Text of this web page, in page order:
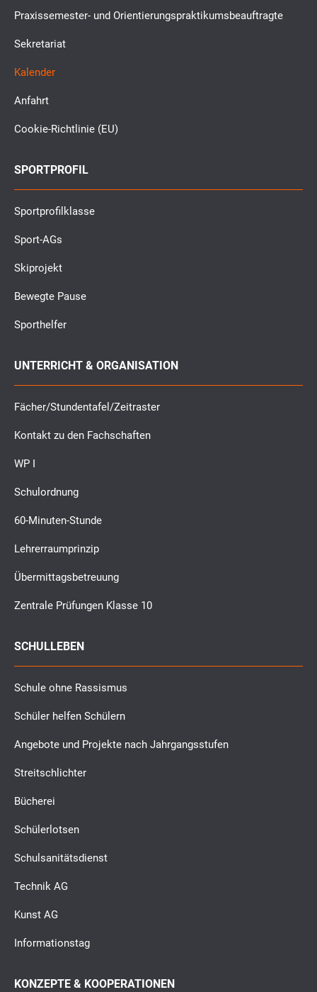
Praxissemester- und Orientierungspraktikumsbeauftragte
Sekretariat
Kalender
Anfahrt
Cookie-Richtlinie (EU)
SPORTPROFIL
Sportprofilklasse
Sport-AGs
Skiprojekt
Bewegte Pause
Sporthelfer
UNTERRICHT & ORGANISATION
Fächer/Stundentafel/Zeitraster
Kontakt zu den Fachschaften
WP I
Schulordnung
60-Minuten-Stunde
Lehrerraumprinzip
Übermittagsbetreuung
Zentrale Prüfungen Klasse 10
SCHULLEBEN
Schule ohne Rassismus
Schüler helfen Schülern
Angebote und Projekte nach Jahrgangsstufen
Streitschlichter
Bücherei
Schülerlotsen
Schulsanitätsdienst
Technik AG
Kunst AG
Informationstag
KONZEPTE & KOOPERATIONEN